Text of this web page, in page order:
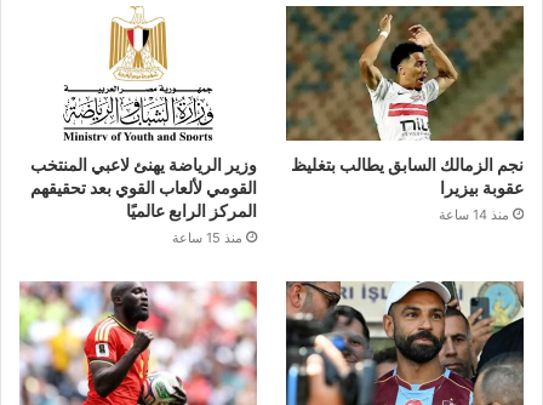
نجم الزمالك السابق يطالب بتغليظ
عقوبة بيزيرا
منذ 14 ساعة
وزير الرياضة يهنئ لاعبي المنتخب
القومي لألعاب القوي بعد تحقيقهم
المركز الرابع عالميًا
منذ 15 ساعة